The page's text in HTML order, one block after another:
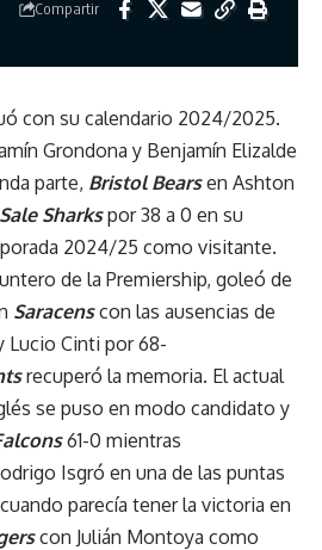
Compartir
con su calendario 2024/2025.
Grondona y Benjamín Elizalde
parte, Bristol Bearsen Ashton
Sale Sharkspor 38 a 0 en su
2024/25 como visitante.
de la Premiership, goleó de
Saracens con las ausencias de
Lucio Cinti por 68-
recuperó la memoria. El actual
se puso en modo candidato y
61-0 mientras
Isgró en una de las puntas
parecía tener la victoria en
con Julián Montoya como